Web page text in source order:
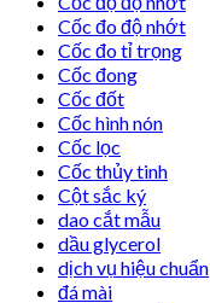
Cốc đo độ nhớt
Cốc đo tỉ trọng
Cốc đong
Cốc đốt
Cốc hình nón
Cốc lọc
Cốc thủy tinh
Cột sắc ký
dao cắt mẫu
dầu glycerol
dịch vụ hiệu chuẩn
đá mài